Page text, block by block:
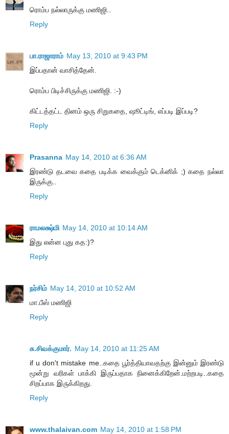
ரொம்ப நல்லாருக்கு மணிஜி..
Reply
பா.ராஜாராம் May 13, 2010 at 9:43 PM
இப்பதான் வாசித்தேன்.
ரொம்ப பிடிச்சிருக்கு மணிஜி. :-)
கிட்டத்தட்ட தினம் ஒரு சிறுகதை, ஷூட்டிங், எப்படி இப்படி?
Reply
Prasanna May 14, 2010 at 6:36 AM
இரண்டு தடவை கதை படிக்க வைக்கும் டெக்னிக் ;) கதை நல்லா
இருக்கு..
Reply
ராமலக்ஷ்மி May 14, 2010 at 10:14 AM
இது என்ன புது கத:)?
Reply
நர்சிம் May 14, 2010 at 10:52 AM
மா.பீஸ் மணிஜி
Reply
சு.சிவக்குமார். May 14, 2010 at 11:25 AM
if u don't mistake me..கதை பூர்த்தியாவதற்கு இன்னும் இரண்டு
மூன்று வரிகள் பாக்கி இருப்பதாக நினைக்கிறேன்.மற்றபடி..கதை
சிறப்பாக இருக்கிறது.
Reply
www.thalaivan.com May 14, 2010 at 1:58 PM